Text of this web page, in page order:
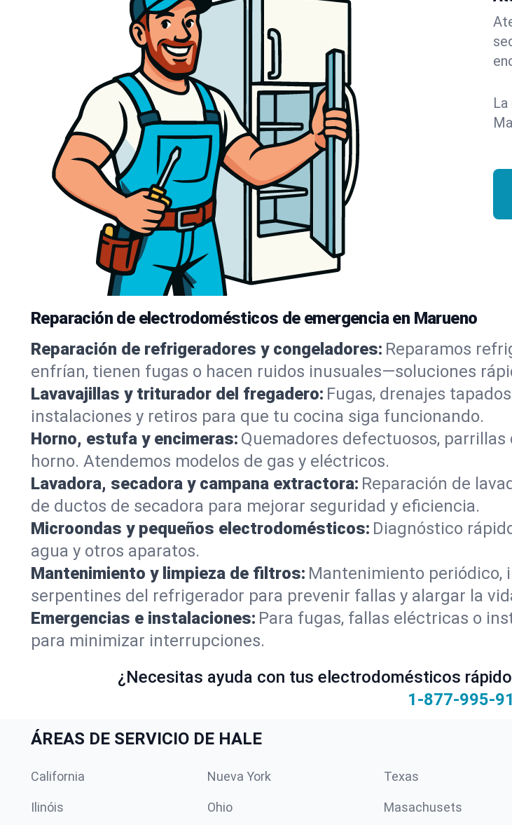
Reparación de electrodomésticos de emergencia en Marueno
Reparación de refrigeradores y congeladores: Reparamos
enfrían, tienen fugas o hacen ruidos inusuales—soluciones
Lavavajillas y triturador del fregadero: Fugas, drenajes
instalaciones y retiros para que tu cocina siga funcionando.
Horno, estufa y encimeras: Quemadores defectuosos,
horno. Atendemos modelos de gas y eléctricos.
Lavadora, secadora y campana extractora: Reparación de
de ductos de secadora para mejorar seguridad y eficiencia.
Microondas y pequeños electrodomésticos: Diagnóstico
agua y otros aparatos.
Mantenimiento y limpieza de filtros: Mantenimiento periódico,
serpentines del refrigerador para prevenir fallas y alargar la
Emergencias e instalaciones: Para fugas, fallas eléctricas o
para minimizar interrupciones.
¿Necesitas ayuda con tus electrodomésticos
1-877-995-
ÁREAS DE SERVICIO DE HALE
California Nueva York Texas
Ilinóis Ohio Masachusets